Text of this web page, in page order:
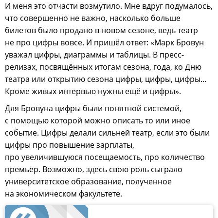
И меня это отчасти возмутило. Мне вдруг подумалось,
что совершенно не важно, насколько больше
билетов было продано в новом сезоне, ведь театр
не про цифры вовсе. И пришёл ответ: «Марк Бровун
уважал цифры, диаграммы и таблицы. В пресс-
релизах, посвящённых итогам сезона, года, ко Дню
театра или открытию сезона цифры, цифры, цифры…
Кроме живых интервью нужны ещё и цифры».
Для Бровуна цифры были понятной системой,
с помощью которой можно описать то или иное
событие. Цифры делали сильней театр, если это были
цифры про повышение зарплаты,
про увеличившуюся посещаемость, про количество
премьер. Возможно, здесь свою роль сыграло
университетское образование, полученное
на экономическом факультете.